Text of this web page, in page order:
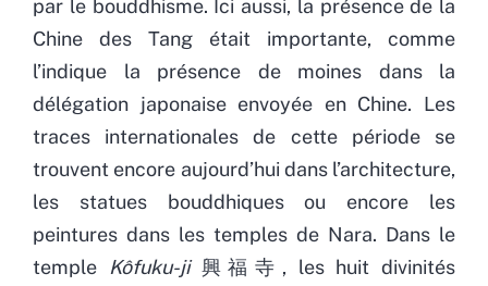
par le bouddhisme. Ici aussi, la présence de la
Chine des Tang était importante, comme
l’indique la présence de moines dans la
délégation japonaise envoyée en Chine. Les
traces internationales de cette période se
trouvent encore aujourd’hui dans l’architecture,
les statues bouddhiques ou encore les
peintures dans les temples de Nara. Dans le
temple
Kôfuku-ji興福寺, les huit divinités